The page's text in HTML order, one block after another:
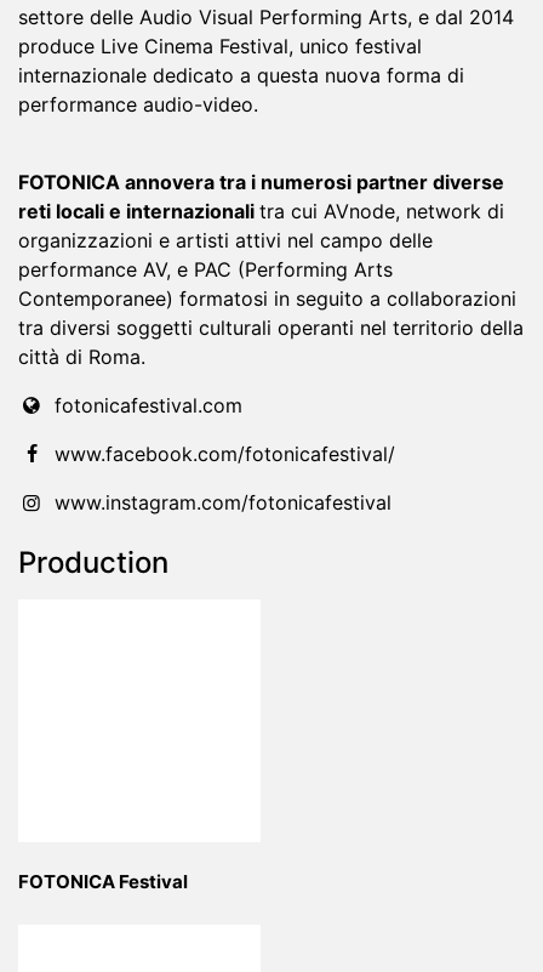
settore delle Audio Visual Performing Arts, e dal 2014
produce Live Cinema Festival, unico festival
internazionale dedicato a questa nuova forma di
performance audio-video.
FOTONICA annovera tra i numerosi partner diverse
reti locali e internazionali tra cui AVnode, network di
organizzazioni e artisti attivi nel campo delle
performance AV, e PAC (Performing Arts
Contemporanee) formatosi in seguito a collaborazioni
tra diversi soggetti culturali operanti nel territorio della
città di Roma.
fotonicafestival.com
www.facebook.com/fotonicafestival/
www.instagram.com/fotonicafestival
Production
FOTONICA Festival